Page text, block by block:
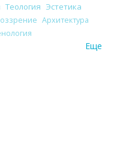
Теология Эстетика
Архитектура
Еще